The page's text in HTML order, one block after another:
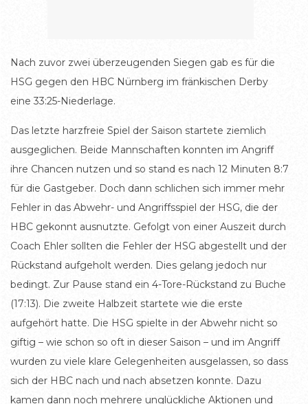
Nach zuvor zwei überzeugenden Siegen gab es für die
HSG gegen den HBC Nürnberg im fränkischen Derby
eine 33:25-Niederlage.
Das letzte harzfreie Spiel der Saison startete ziemlich
ausgeglichen. Beide Mannschaften konnten im Angriff
ihre Chancen nutzen und so stand es nach 12 Minuten 8:7
für die Gastgeber. Doch dann schlichen sich immer mehr
Fehler in das Abwehr- und Angriffsspiel der HSG, die der
HBC gekonnt ausnutzte. Gefolgt von einer Auszeit durch
Coach Ehler sollten die Fehler der HSG abgestellt und der
Rückstand aufgeholt werden. Dies gelang jedoch nur
bedingt. Zur Pause stand ein 4-Tore-Rückstand zu Buche
(17:13). Die zweite Halbzeit startete wie die erste
aufgehört hatte. Die HSG spielte in der Abwehr nicht so
giftig – wie schon so oft in dieser Saison – und im Angriff
wurden zu viele klare Gelegenheiten ausgelassen, so dass
sich der HBC nach und nach absetzen konnte. Dazu
kamen dann noch mehrere unglückliche Aktionen und